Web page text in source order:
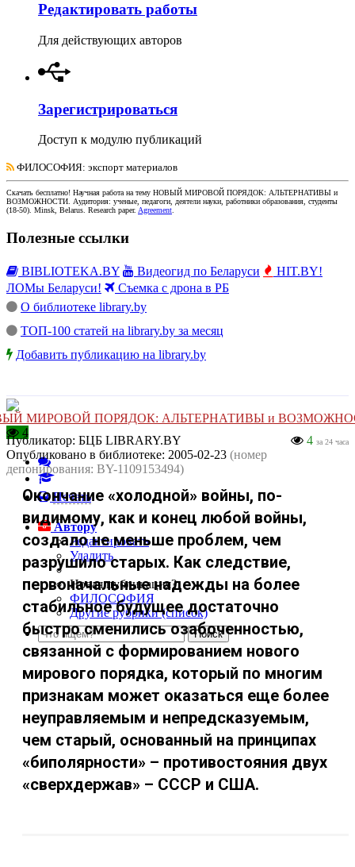
Редактировать работы
Для действующих авторов
Зарегистрироваться
Доступ к модулю публикаций
ФИЛОСОФИЯ: экспорт материалов
Скачать бесплатно! Научная работана тему НОВЫЙ МИРОВОЙ ПОРЯДОК: АЛЬТЕРНАТИВЫ и
ВОЗМОЖНОСТИ. Аудитория: ученые, педагоги, деятели науки, работники образования, студенты
(18-50). Minsk, Belarus. Research paper. Agreement.
Полезные ссылки
BIBLIOTEKA.BY Видеогид по Беларуси
HIT.BY!
ЛОМы Беларуси!
Съемка с дрона в РБ
О библиотеке library.by
ТОП-100 статей на library.by за месяц
Добавить публикацию на library.by
МИРОВОЙ ПОРЯДОК: АЛЬТЕРНАТИВЫ и
4
Печать
Автору
Редактировать
Удалить
Новая публикация?
ФИЛОСОФИЯ
Другие рубрики (список)
4 за 24 часа
Публикатор: БЦБ LIBRARY.BY
Опубликовано в библиотеке: 2005-02-23 (номер
депонирования: BY-1109153494)
Окончание «холодной» войны, по-
видимому, как и конец любой войны,
создало не меньше проблем, чем
разрушило старых. Как следствие,
первоначальные надежды на более
стабильное будущее достаточно
быстро сменились озабоченностью,
связанной с формированием нового
мирового порядка, который по многим
признакам может оказаться еще более
неуправляемым и непредсказуемым,
чем старый, основанный на принципах
«биполярности» – противостояния двух
«сверхдержав» – СССР и США.